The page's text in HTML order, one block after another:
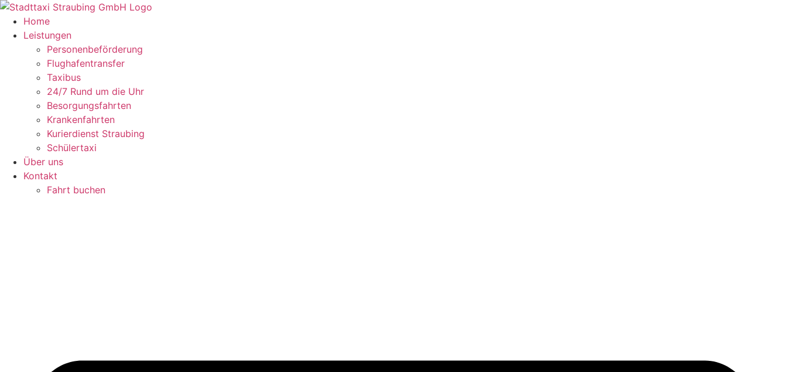
Zum
Inhalt
springen
Home
Leistungen
Personenbeförderung
Flughafentransfer
Taxibus
24/7 Rund um die Uhr
Besorgungsfahrten
Krankenfahrten
Kurierdienst Straubing
Schülertaxi
Über uns
Kontakt
Fahrt buchen